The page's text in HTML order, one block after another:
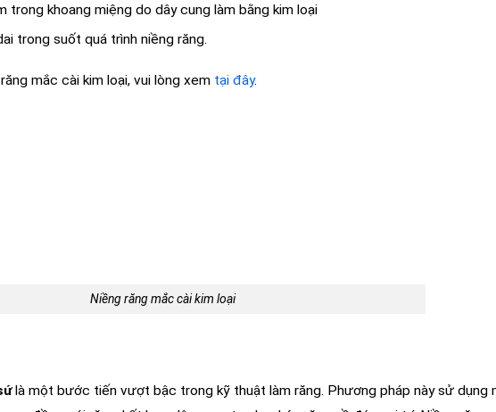
trong khoang miệng do dây cung làm bằng kim loại
trong suốt quá trình niềng răng.
mắc cài kim loại, vui lòng xem tại đây.
Niềng răng mắc cài kim loại
là một bước tiến vượt bậc trong kỹ thuật làm răng. Phương pháp này sử dụng